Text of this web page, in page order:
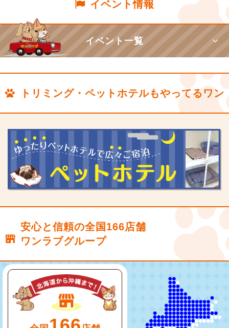
イベント情報
イベント一覧
トリミング・ペットホテルもやってるワン
安心と信頼の全国166店舗
ワンラブグループ